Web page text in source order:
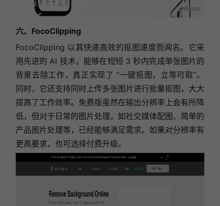
六、FocoClipping
FocoClipping 以其快速高效的抠图速度而闻名。它采
用先进的 AI 技术，能够在短短 3 秒内完成单张图片的
背景去除工作，真正实现了 “一键抠图，立等可取”。
同时，它还支持同时上传多张图片进行批量抠图，大大
提高了工作效率。免费版虽然在输出分辨率上会有所降
低，但对于日常的图片处理，如社交媒体配图、简单的
产品图片处理等，已经能够满足需求。如果对分辨率有
更高要求，也可选择付费升级。